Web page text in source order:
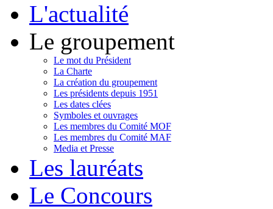
L'actualité
Le groupement
Le mot du Président
La Charte
La création du groupement
Les présidents depuis 1951
Les dates clées
Symboles et ouvrages
Les membres du Comité MOF
Les membres du Comité MAF
Media et Presse
Les lauréats
Le Concours